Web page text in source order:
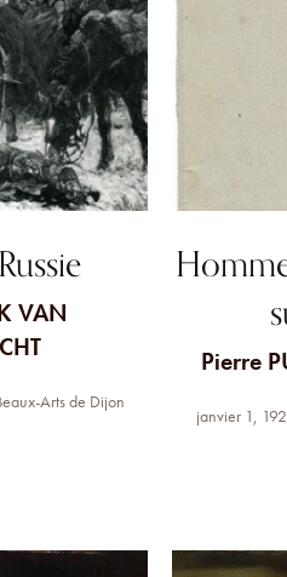
VAN
Arts de Dijon
Pierre
janvier 1,